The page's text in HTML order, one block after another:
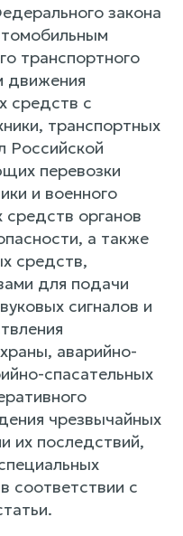
закона
транспортного
движения
средств с
транспортных
Российской
перевозки
и военного
органов
а также
средств,
для подачи
сигналов и
аварийно-
спасательных
чрезвычайных
их последствий,
соответствии с